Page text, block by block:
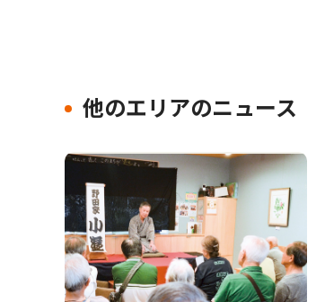
他のエリアのニュース